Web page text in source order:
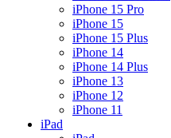
iPhone 15 Pro
iPhone 15
iPhone 15 Plus
iPhone 14
iPhone 14 Plus
iPhone 13
iPhone 12
iPhone 11
iPad